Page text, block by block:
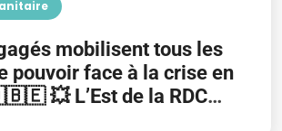
mobilisent tous les
pouvoir face à la crise en
la RDC